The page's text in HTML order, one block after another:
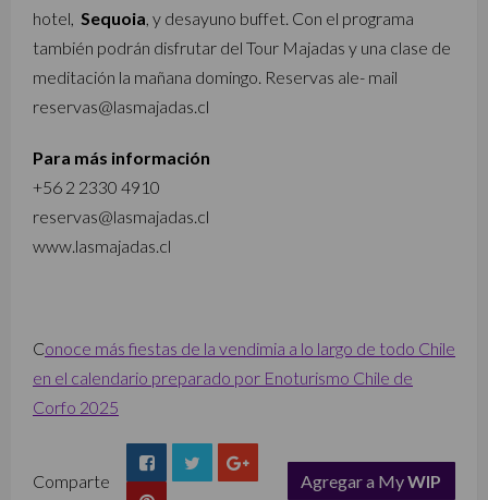
hotel, Sequoia , y desayuno buffet. Con el programa
también podrán disfrutar del Tour Majadas y una clase de
meditación la mañana domingo. Reservas ale- mail
reservas@lasmajadas.cl
Para más información
+56 2 2330 4910
reservas@lasmajadas.cl
www.lasmajadas.cl
Conoce más fiestas de la vendimia a lo largo de todo Chile
en el calendario preparado por Enoturismo Chile de
Corfo 2025
Comparte Agregar a MyWIP